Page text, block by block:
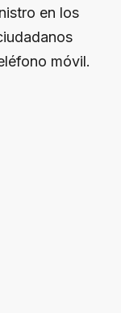
en los
móvil.